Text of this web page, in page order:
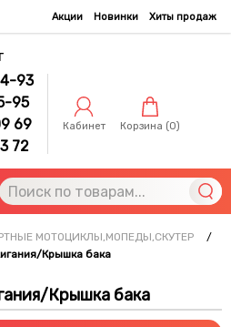
Акции Новинки Хиты продаж
93
95
69
72
Кабинет Корзина (0)
МОТОЦИКЛЫ,МОПЕДЫ,СКУТЕР
/
Крышка бака
Крышка бака